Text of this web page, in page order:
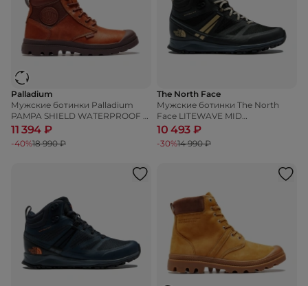
Palladium
Мужские ботинки Palladium
PAMPA SHIELD WATERPROOF +
LEATHER
11 394 ₽
-40%18 990 ₽
The North Face
Мужские ботинки The North
Face LITEWAVE MID
FUTURELIGHT
10 493 ₽
-30%14 990 ₽